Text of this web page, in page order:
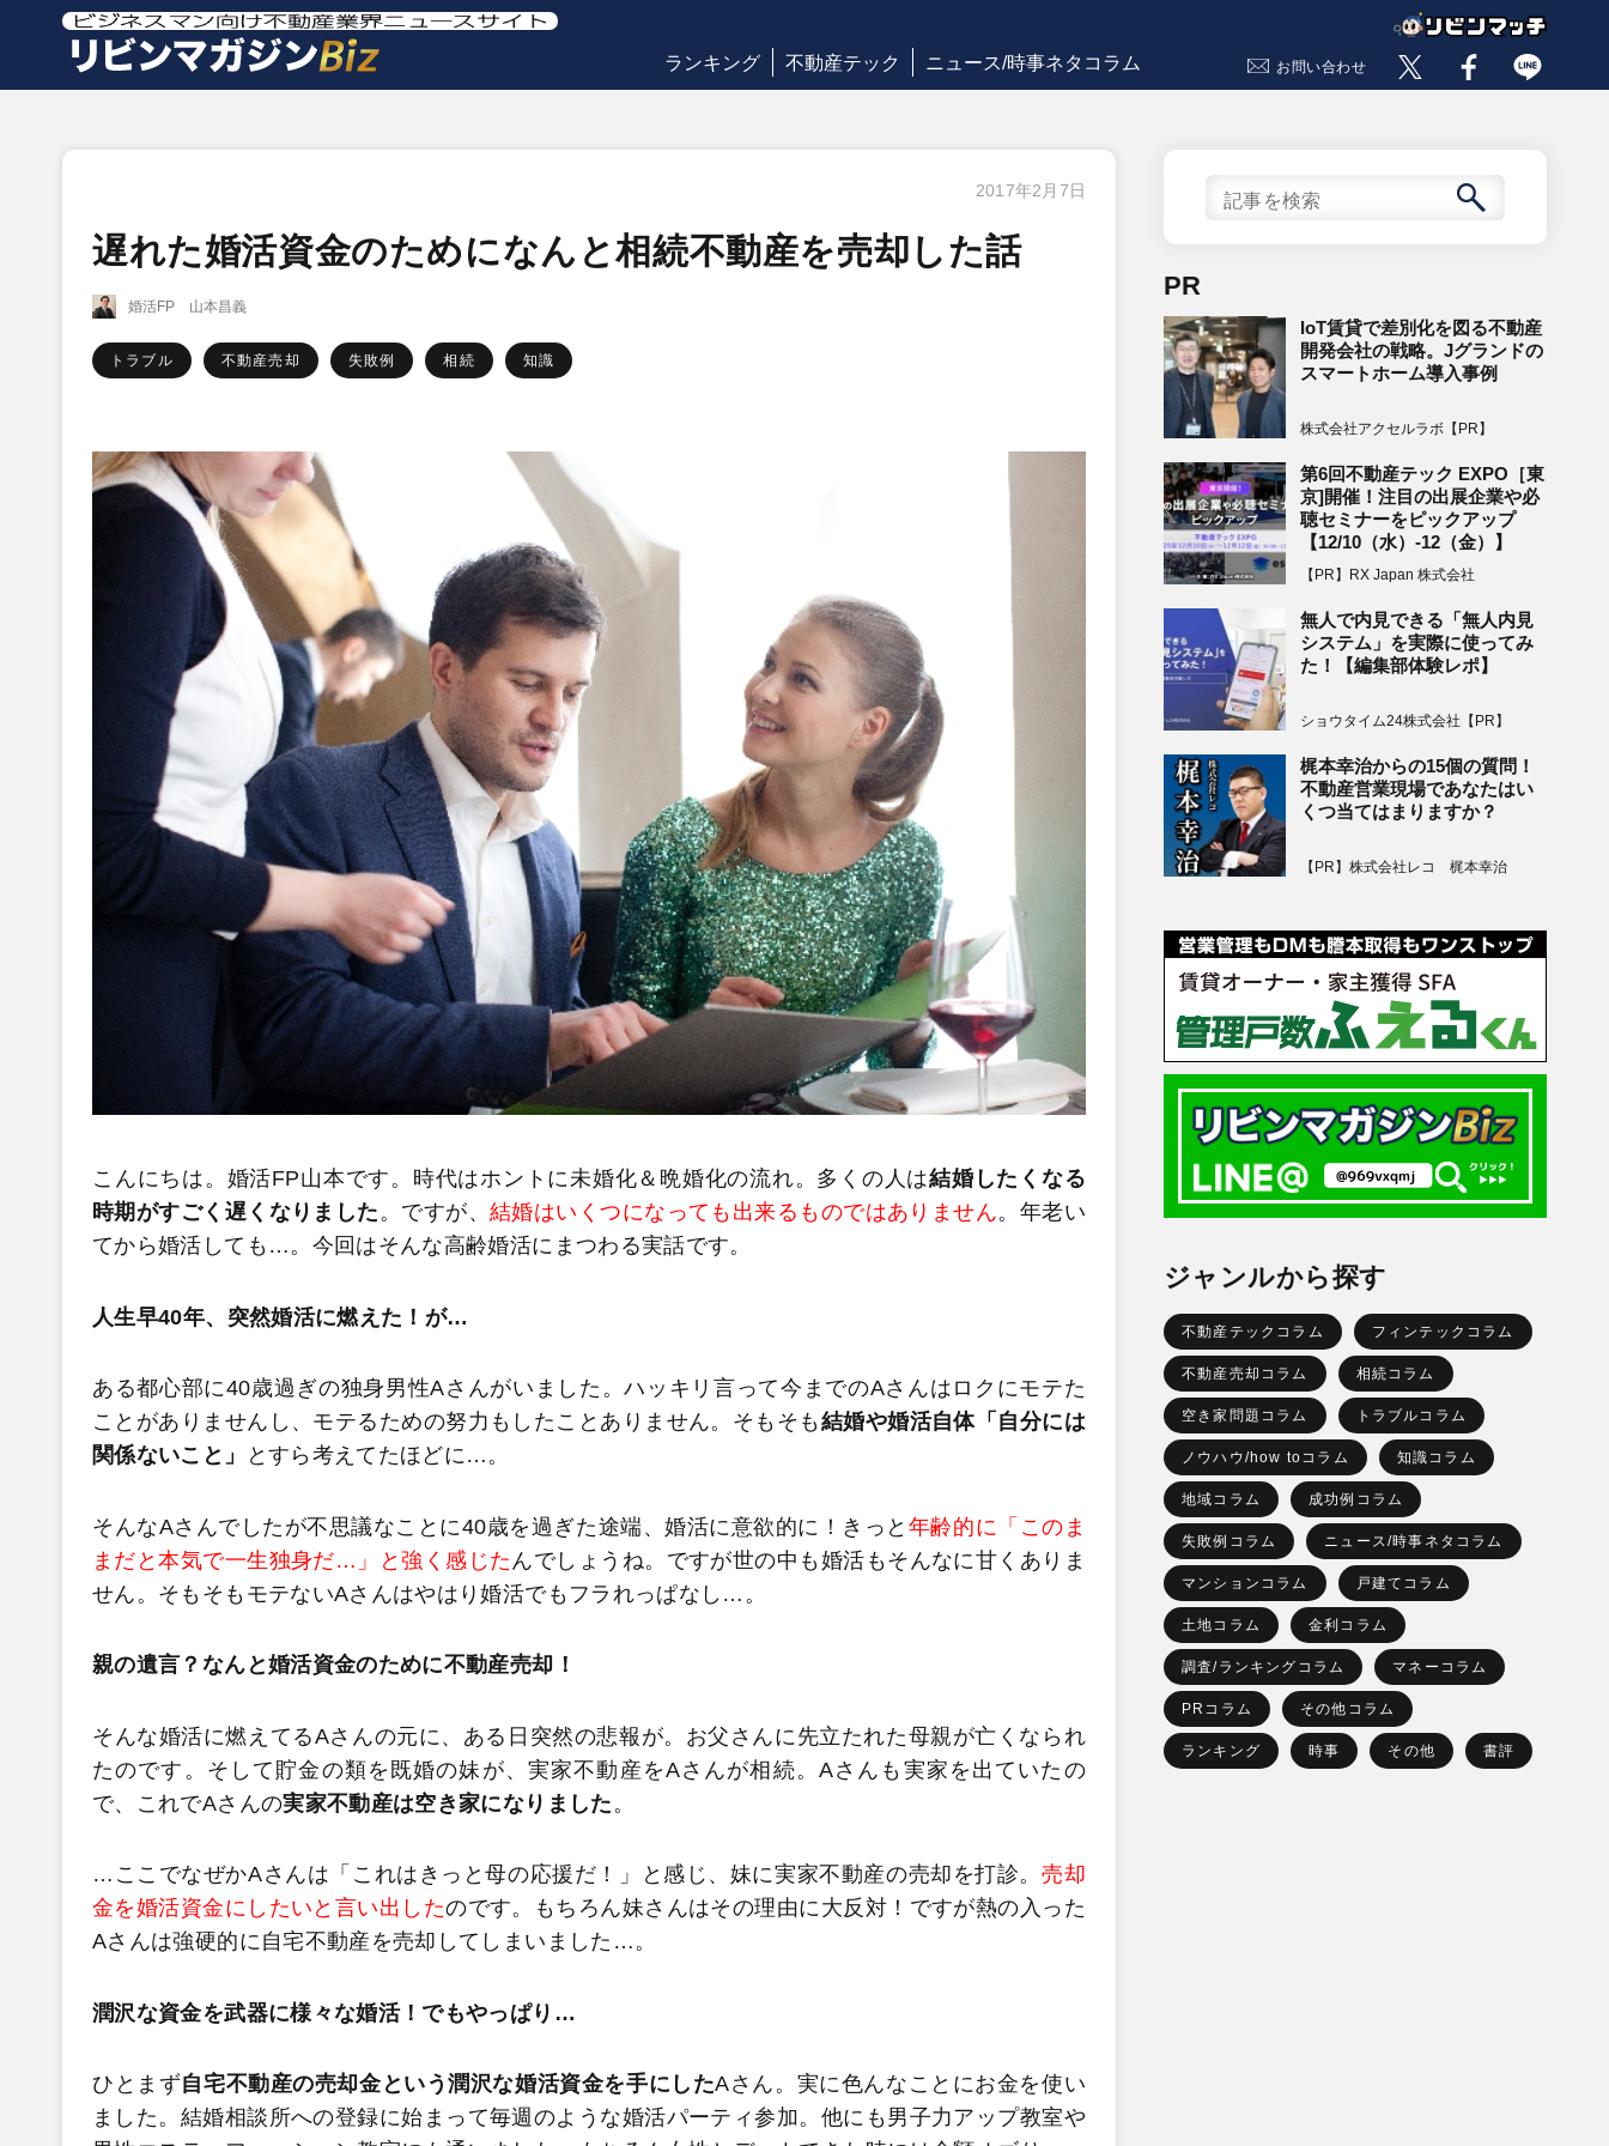
ランキング 不動産テック ニュース/時事ネタコラム お問い合わせ
2017年2月7日
遅れた婚活資金のためになんと相続不動産を売却した話
婚活FP 山本昌義
トラブル 不動産売却 失敗例 相続 知識
こんにちは。婚活FP山本です。時代はホントに未婚化＆晩婚化の流れ。多くの人は結婚したくなる
時期がすごく遅くなりました。ですが、結婚はいくつになっても出来るものではありません。年老い
てから婚活しても…。今回はそんな高齢婚活にまつわる実話です。
人生早40年、突然婚活に燃えた！が…
ある都心部に40歳過ぎの独身男性Aさんがいました。ハッキリ言って今までのAさんはロクにモテた
ことがありませんし、モテるための努力もしたことありません。そもそも 結婚や婚活自体「自分には
関係ないこと」
とすら考えてたほどに…。
そんなAさんでしたが不思議なことに40歳を過ぎた途端、婚活に意欲的に！きっと 年齢的に「このま
まだと本気で一生独身だ…」と強く感じた んでしょうね。ですが世の中も婚活もそんなに甘くありま
せん。そもそもモテないAさんはやはり婚活でもフラれっぱなし…。
親の遺言？なんと婚活資金のために不動産売却！
そんな婚活に燃えてるAさんの元に、ある日突然の悲報が。お父さんに先立たれた母親が亡くなられ
たのです。そして貯金の類を既婚の妹が、実家不動産をAさんが相続。Aさんも実家を出ていたの
で、これでAさんの実家不動産は空き家になりました 。
…ここでなぜかAさんは「これはきっと母の応援だ！」と感じ、妹に実家不動産の売却を打診。売却
金を婚活資金にしたいと言い出したのです。もちろん妹さんはその理由に大反対！ですが熱の入った
Aさんは強硬的に自宅不動産を売却してしまいました…。
潤沢な資金を武器に様々な婚活！でもやっぱり…
ひとまず自宅不動産の売却金という潤沢な婚活資金を手にしたAさん。実に色んなことにお金を使い
ました。結婚相談所への登録に始まって毎週のような婚活パーティ参加。他にも男子力アップ教室や
PR
IoT賃貸で差別化を図る不動産
開発会社の戦略。Jグランドの
スマートホーム導入事例
株式会社アクセルラボ【PR】
第6回不動産テック EXPO［東
京]開催！注目の出展企業や必
聴セミナーをピックアップ
【12/10（水）-12（金）】
【PR】RX Japan 株式会社
無人で内見できる「無人内見
システム」を実際に使ってみ
た！【編集部体験レポ】
ショウタイム24株式会社【PR】
梶本幸治からの15個の質問！
不動産営業現場であなたはい
くつ当てはまりますか？
【PR】株式会社レコ 梶本幸治
ジャンルから探す
不動産テックコラム フィンテックコラム
不動産売却コラム 相続コラム
空き家問題コラム トラブルコラム
ノウハウ/how toコラム 知識コラム
地域コラム 成功例コラム
失敗例コラム ニュース/時事ネタコラム
マンションコラム 戸建てコラム
土地コラム 金利コラム
調査/ランキングコラム マネーコラム
PRコラム その他コラム
ランキング 時事 その他 書評